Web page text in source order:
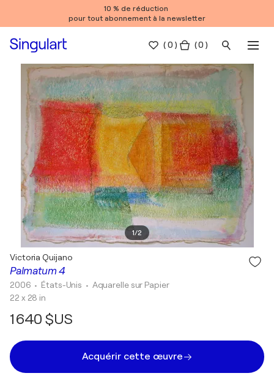
10 % de réduction
pour tout abonnement à la newsletter
(0 ) ( 0 )
1/2
Palmatum 4
Victoria Quijano
2006 • États-Unis • Aquarelle sur Papier
22 x 28 in
1 640 $US
Acquérir cette œuvre